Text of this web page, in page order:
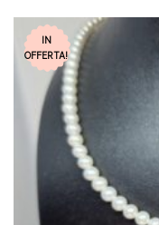
IN
OFFERTA!